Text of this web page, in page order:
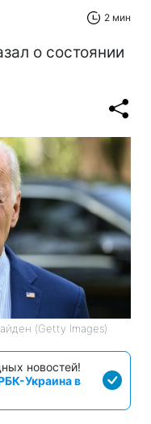
2 мин
о состоянии
(Getty Images)
новостей!
Украина в